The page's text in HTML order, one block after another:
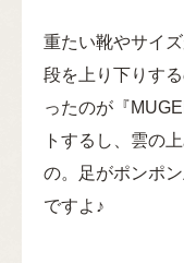
重たい靴やサイ
段を上り下りす
ったのが『
トするし、雲の
の。足がポンポ
ですよ♪